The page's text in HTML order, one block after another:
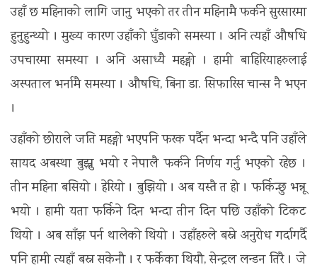
उहाँ छ महिनाको लागि जानु भएको तर तीन महिनामै फर्कने सुरसारमा
हुनुहुन्थ्यो । मुख्य कारण उहाँको घुँडाको समस्या । अनि त्यहाँ औषधि
उपचारमा समस्या । अनि असाध्यै महङ्गो । हामी बाहिरियाहरुलाई
अस्पताल भर्नामै समस्या । औषधि, बिना डा. सिफारिस चान्स नै भएन
।
उहाँको छोराले जति महङ्गो भएपनि फरक पर्दैन भन्दा भन्दै पनि उहाँले
सायद अबस्था बुझ्नु भयो र नेपालै फर्कने निर्णय गर्नु भएको रहेछ ।
तीन महिना बसियो । हेरियो । बुझियो । अब यस्तै त हो । फर्किन्छु भन्नू
भयो । हामी यता फर्किने दिन भन्दा तीन दिन पछि उहाँको टिकट
थियो । अब साँझ पर्न थालेको थियो । उहाँहरुले बस्ने अनुरोध गर्दागर्दै
पनि हामी त्यहाँ बस्न सकेनौ । र फर्केका थियौ, सेन्ट्रल लन्डन तिरै । जे